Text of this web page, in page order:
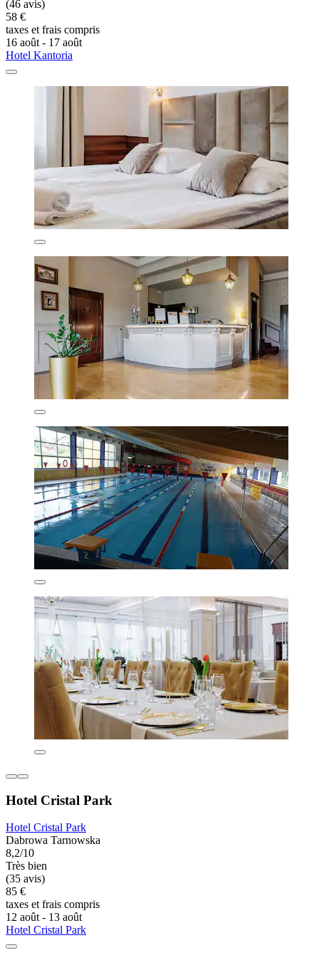
(46 avis)
58 €
taxes et frais compris
16 août - 17 août
Hotel Kantoria
Hotel Cristal Park
Hotel Cristal Park
Dabrowa Tarnowska
8,2/10
Très bien
(35 avis)
85 €
taxes et frais compris
12 août - 13 août
Hotel Cristal Park